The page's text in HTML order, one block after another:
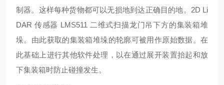
制器。这样每种货物都可以无损地到达正确目的地。2D Li
DAR 传感器 LMS511 二维式扫描龙门吊下方的集装箱堆
垛。由此获取的集装箱堆垛的轮廓可被用作原始数据。在
此基础上进行其他软件处理，以在通过展开装置抬起和放
下集装箱时防止碰撞发生。